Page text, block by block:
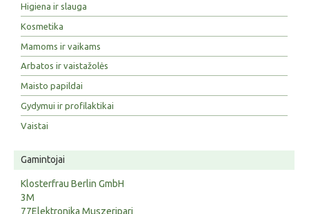
Higiena ir slauga
Kosmetika
Mamoms ir vaikams
Arbatos ir vaistažolės
Maisto papildai
Gydymui ir profilaktikai
Vaistai
Gamintojai
Klosterfrau Berlin GmbH
3M
77Elektronika Muszeripari